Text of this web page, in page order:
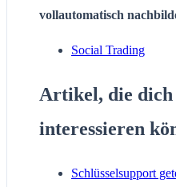
vollautomatisch
Social Trading
Artikel, die dich
interessieren
Schlüsselsupport